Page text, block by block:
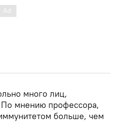
много лиц,
мнению профессора,
больше, чем